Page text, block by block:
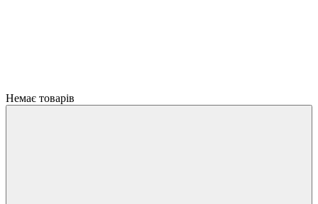
Немає товарів